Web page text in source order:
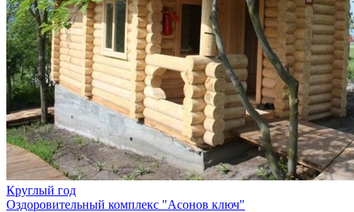
Круглый год
Оздоровительный комплекс "Асонов ключ"